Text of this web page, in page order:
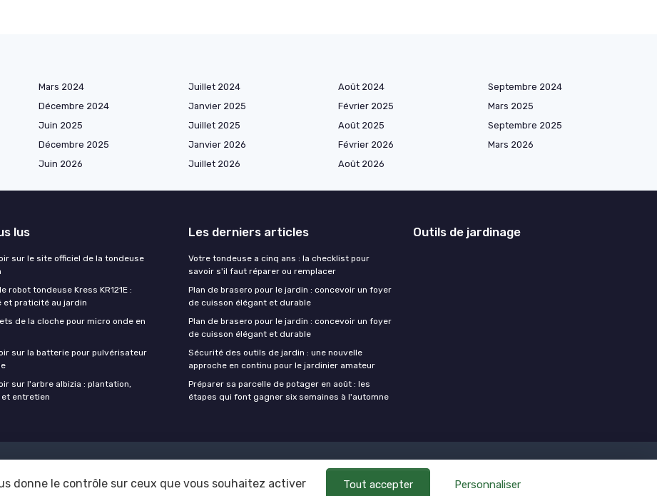
Mars 2024 Juillet 2024 Août 2024
Septembre 2024
Décembre 2024 Janvier 2025 Février 2025
Mars 2025
Juin 2025 Juillet 2025 Août 2025
Septembre 2025
Décembre 2025 Janvier 2026 Février 2026
Mars 2026
Juin 2026 Juillet 2026 Août 2026
lus
sur le site officiel de la tondeuse
robot tondeuse Kress KR121E :
et praticité au jardin
de la cloche pour micro onde en
sur la batterie pour pulvérisateur
sur l'arbre albizia : plantation,
entretien
Les derniers articles
Votre tondeuse a cinq ans : la checklist pour
savoir s'il faut réparer ou remplacer
Plan de brasero pour le jardin : concevoir un foyer
de cuisson élégant et durable
Plan de brasero pour le jardin : concevoir un foyer
de cuisson élégant et durable
Sécurité des outils de jardin : une nouvelle
approche en continu pour le jardinier amateur
Préparer sa parcelle de potager en août : les
étapes qui font gagner six semaines à l'automne
Outils de jardinage
© Outils de jardinage 2026
donne le contrôle sur ceux que vous souhaitez activer Tout accepter Personnaliser